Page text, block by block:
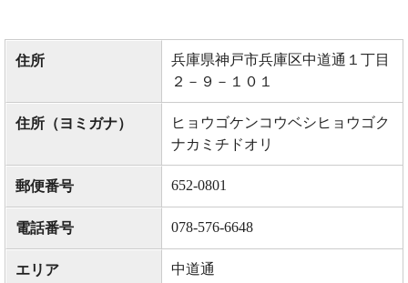
住所
兵庫県神戸市兵庫区中道通１丁目
２－９－１０１
住所（ヨミガナ）
ヒョウゴケンコウベシヒョウゴク
ナカミチドオリ
郵便番号 652-0801
電話番号 078-576-6648
エリア 中道通